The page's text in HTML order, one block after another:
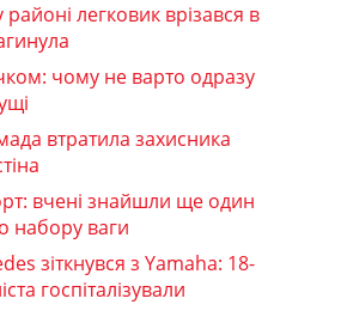
легковик врізався в
чому не варто одразу
втратила захисника
вчені знайшли ще один
набору ваги
зіткнувся з Yamaha: 18-
госпіталізували